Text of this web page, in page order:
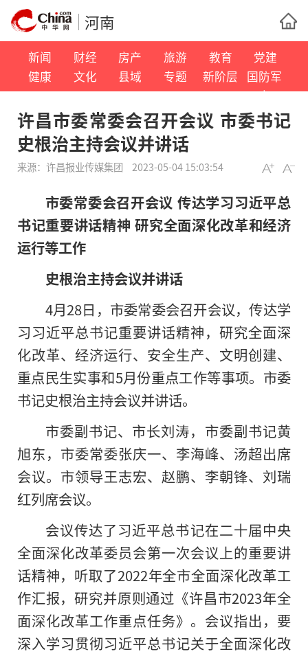
河南
新闻 财经 房产 旅游 教育
党建
健康
文化 县域 专题 新阶层
国防军
事
许昌市委常委会召开会议 市委书记
史根治主持会议并讲话
来源： 许昌报业传媒集团 2023-05-04 15:03:54
市委常委会召开会议 传达学习习近平总
书记重要讲话精神 研究全面深化改革和经济
运行等工作
史根治主持会议并讲话
4月28日，市委常委会召开会议，传达学
习习近平总书记重要讲话精神，研究全面深
化改革、经济运行、安全生产、文明创建、
重点民生实事和5月份重点工作等事项。市委
书记史根治主持会议并讲话。
市委副书记、市长刘涛，市委副书记黄
旭东，市委常委张庆一、李海峰、汤超出席
会议。市领导王志宏、赵鹏、李朝锋、刘瑞
红列席会议。
会议传达了习近平总书记在二十届中央
全面深化改革委员会第一次会议上的重要讲
话精神，听取了2022年全市全面深化改革工
作汇报，研究并原则通过《许昌市2023年全
面深化改革工作重点任务》。会议指出，要
深入学习贯彻习近平总书记关于全面深化改